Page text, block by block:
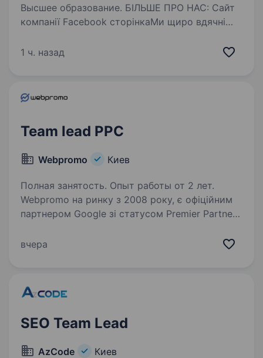
Высшее образование. БІЛЬШЕ ПРО НАС: Сайт
компанії Facebook сторінкаМи щиро вдячні
у Перемогу України. Якщо ця вакансія Вам
до PROFINSTALLPROFINSTALL —…
1 ч. назад
Team lead PPC
Webpromo Киев
Полная занятость. Опыт работы от 2 лет.
Webpromo на ринку з 2008 року, є офіційним
партнером Google зі статусом Premier Partner
Серед наших клієнтів такі лідери ринку, як:
вчера
SEO Team Lead
AzCode Киев